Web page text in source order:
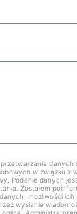
w związku z
Podanie danych
Zostałem
możliwości
wysłanie